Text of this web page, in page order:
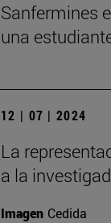
Sanfermines
una
12 | 07 | 2024
La
a la
Imagen Cedida